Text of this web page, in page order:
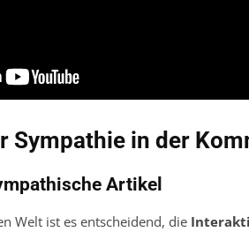
Sympathie in der
Artikel
Welt ist es entscheidend, die